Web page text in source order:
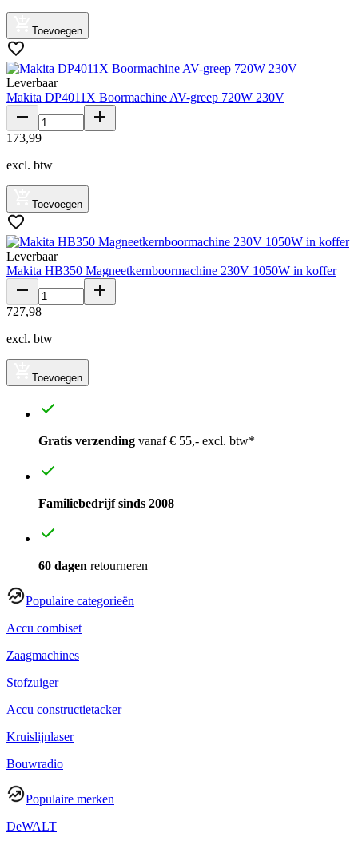
Toevoegen
Leverbaar
Makita DP4011X Boormachine AV-greep 720W 230V
173,99
excl. btw
Toevoegen
Leverbaar
Makita HB350 Magneetkernboormachine 230V 1050W in koffer
727,98
excl. btw
Toevoegen
Gratis verzending vanaf € 55,- excl. btw*
Familiebedrijf sinds 2008
60 dagen retourneren
Populaire categorieën
Accu combiset
Zaagmachines
Stofzuiger
Accu constructietacker
Kruislijnlaser
Bouwradio
Populaire merken
DeWALT